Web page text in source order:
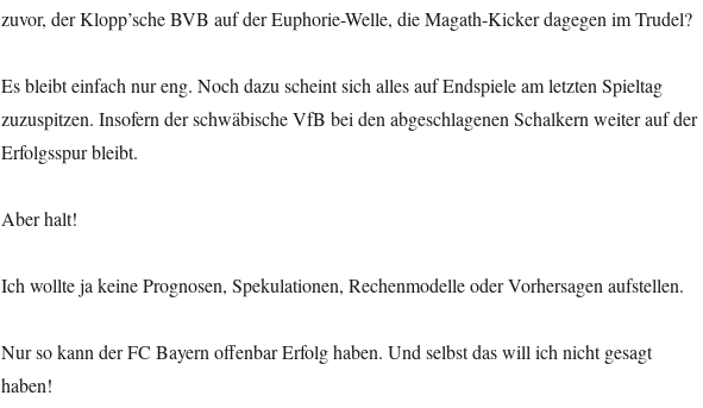
zuvor, der Klopp’sche BVB auf der Euphorie-Welle, die Magath-Kicker dagegen im Trudel?
Es bleibt einfach nur eng. Noch dazu scheint sich alles auf Endspiele am letzten Spieltag
zuzuspitzen. Insofern der schwäbische VfB bei den abgeschlagenen Schalkern weiter auf der
Erfolgsspur bleibt.
Aber halt!
Ich wollte ja keine Prognosen, Spekulationen, Rechenmodelle oder Vorhersagen aufstellen.
Nur so kann der FC Bayern offenbar Erfolg haben. Und selbst das will ich nicht gesagt
haben!